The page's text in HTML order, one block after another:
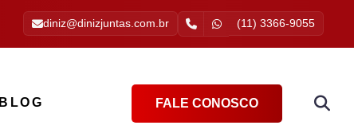
diniz@dinizjuntas.com.br (11) 3366-9055
BLOG FALE CONOSCO